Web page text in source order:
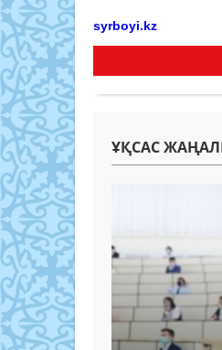
syrboyi.kz
ҰҚСАС